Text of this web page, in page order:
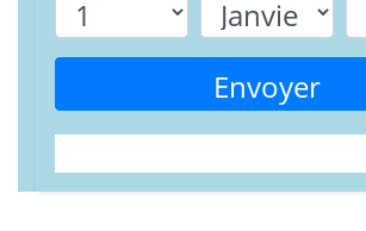
Envoyer